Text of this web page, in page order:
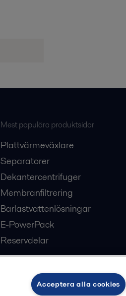
Mest populära produktsidor
Plattvärmeväxlare
Separatorer
Dekantercentrifuger
Membranfiltrering
Barlastvattenlösningar
E-PowerPack
Reservdelar
Acceptera alla cookies